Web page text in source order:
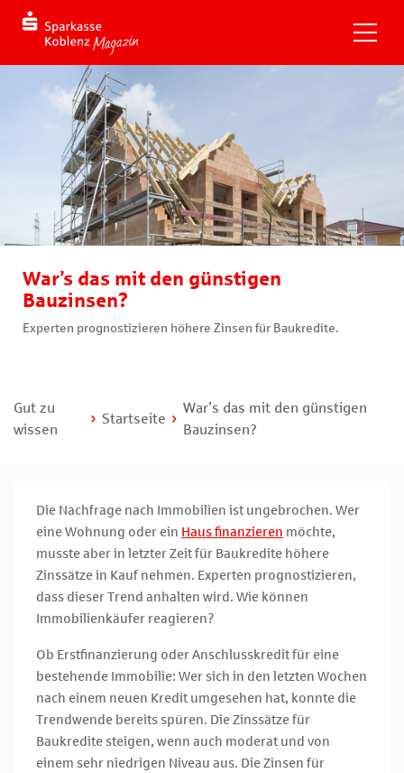
War’s das mit den günstigen
Bauzinsen?
Experten prognostizieren höhere Zinsen für Baukredite.
Gut zu
wissen
Startseite
War’s das mit den günstigen
Bauzinsen?
Die Nachfrage nach Immobilien ist ungebrochen. Wer
eine Wohnung oder ein Haus finanzieren möchte,
musste aber in letzter Zeit für Baukredite höhere
Zinssätze in Kauf nehmen. Experten prognostizieren,
dass dieser Trend anhalten wird. Wie können
Immobilienkäufer reagieren?
Ob Erstfinanzierung oder Anschlusskredit für eine
bestehende Immobilie: Wer sich in den letzten Wochen
nach einem neuen Kredit umgesehen hat, konnte die
Trendwende bereits spüren. Die Zinssätze für
Baukredite steigen, wenn auch moderat und von
einem sehr niedrigen Niveau aus. Die Zinsen für